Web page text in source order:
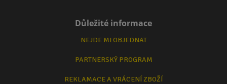
Důležité informace
NEJDE MI OBJEDNAT
PARTNERSKÝ PROGRAM
REKLAMACE A VRÁCENÍ ZBOŽÍ